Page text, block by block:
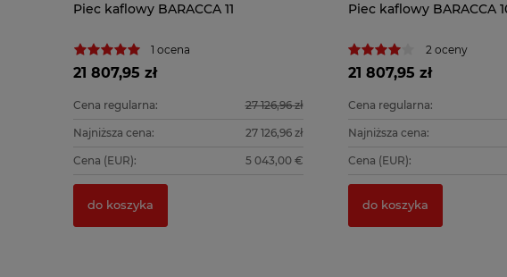
Piec kaflowy BARACCA 11
1 ocena
21 807,95 zł
Cena regularna: 27 126,96 zł
Najniższa cena: 27 126,96 zł
Cena (EUR): 5 043,00 €
do koszyka
Piec kaflowy BARACCA
2 oceny
21 807,95 zł
Cena regularna:
Najniższa cena:
Cena (EUR):
do koszyka